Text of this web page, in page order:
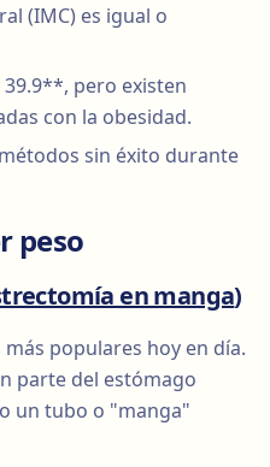
(IMC) es igual o
pero existen
con la obesidad.
sin éxito durante
peso
en manga)
populares hoy en día.
parte del estómago
un tubo o "manga"